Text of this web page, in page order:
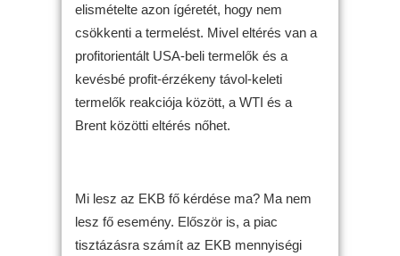
elismételte azon ígéretét, hogy nem
csökkenti a termelést. Mivel eltérés van a
profitorientált USA-beli termelők és a
kevésbé profit-érzékeny távol-keleti
termelők reakciója között, a WTI és a
Brent közötti eltérés nőhet.
Mi lesz az EKB fő kérdése ma? Ma nem
lesz fő esemény. Először is, a piac
tisztázásra számít az EKB mennyiségi